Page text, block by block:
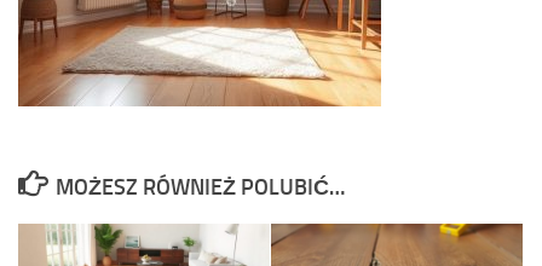
MOŻESZ RÓWNIEŻ POLUBIĆ…